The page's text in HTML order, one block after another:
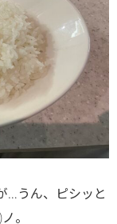
…うん、ピシッと
。